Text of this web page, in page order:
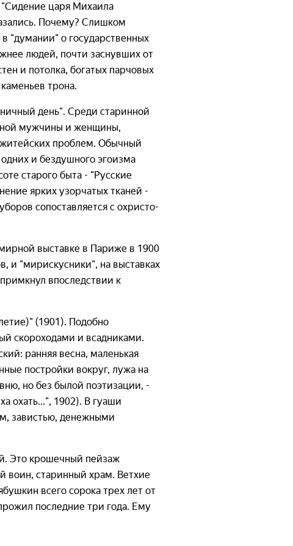
царя Михаила
Почему? Слишком
"думании" о государственных
людей, почти заснувших от
и потолка, богатых парчовых
трона.
день". Среди старинной
мужчины и женщины,
проблем. Обычный
и бездушного эгоизма
старого быта - "Русские
ярких узорчатых тканей -
сопоставляется с охристо-
выставке в Париже в 1900
и "мирискусники", на выставках
впоследствии к
(1901). Подобно
скороходами и всадниками.
ранняя весна, маленькая
постройки вокруг, лужа на
но без былой поэтизации, -
охать...", 1902). В гуаши
завистью, денежными
Это крошечный пейзаж
воин, старинный храм. Ветхие
всего сорока трех лет от
последние три года. Ему